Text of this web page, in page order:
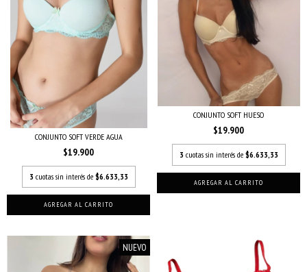
CONJUNTO SOFT VERDE AGUA
$19.900
3 cuotas sin interés de $6.633,33
AGREGAR AL CARRITO
CONJUNTO SOFT HUESO
$19.900
3 cuotas sin interés de $6.633,33
AGREGAR AL CARRITO
NUEVO